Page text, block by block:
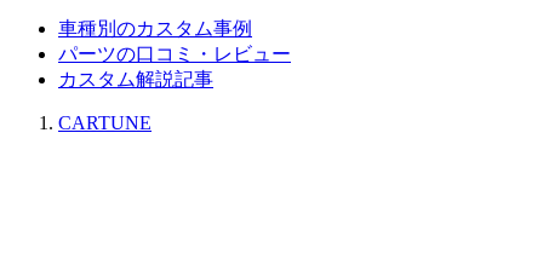
車種別のカスタム事例
パーツの口コミ・レビュー
カスタム解説記事
CARTUNE